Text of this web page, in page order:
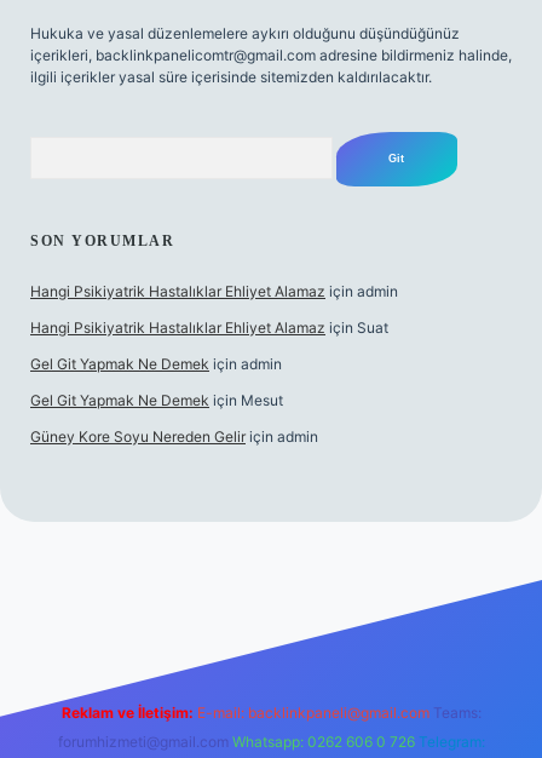
Hukuka ve yasal düzenlemelere aykırı olduğunu düşündüğünüz
içerikleri, backlinkpanelicomtr@gmail.com adresine bildirmeniz halinde,
ilgili içerikler yasal süre içerisinde sitemizden kaldırılacaktır.
SON YORUMLAR
Hangi Psikiyatrik Hastalıklar Ehliyet Alamaz için admin
Hangi Psikiyatrik Hastalıklar Ehliyet Alamaz için Suat
Gel Git Yapmak Ne Demek için admin
Gel Git Yapmak Ne Demek için Mesut
Güney Kore Soyu Nereden Gelir için admin
Reklam ve İletişim: E-mail: backlinkpaneli@gmail.com Teams:
forumhizmeti@gmail.com Whatsapp: 0262 606 0 726 Telegram: